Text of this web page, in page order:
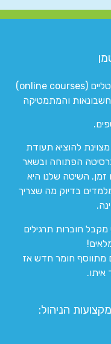
המרכז המוביל והמקצועי לקורסים דיגיטליים (online courses)
והמתמטיקה
להוציא תעודת
הפתוחה ובשאר
זמן. השיטה שלנו היא
בדיוק מה שצריך
מקבל חוברות תרגילים
מתווסף חומר חדש אז
הניהול: